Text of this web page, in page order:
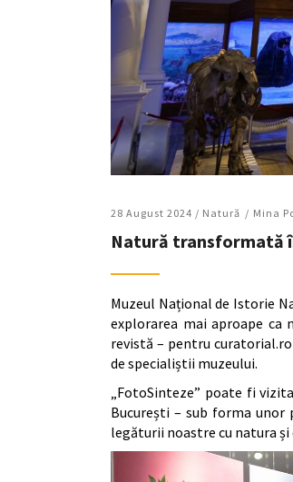
28 August 2024 / Natură Mina
Natură transformată
Muzeul Național de Istorie
explorarea mai aproape ca
revistă – pentru
de specialiștii muzeului.
„FotoSinteze” poate fi
București – sub forma unor
legăturii noastre cu natura